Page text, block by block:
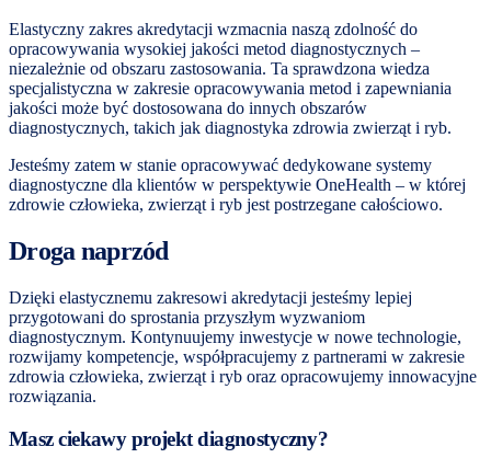
Elastyczny zakres akredytacji wzmacnia naszą zdolność do
opracowywania wysokiej jakości metod diagnostycznych –
niezależnie od obszaru zastosowania. Ta sprawdzona wiedza
specjalistyczna w zakresie opracowywania metod i zapewniania
jakości może być dostosowana do innych obszarów
diagnostycznych, takich jak diagnostyka zdrowia zwierząt i ryb.
Jesteśmy zatem w stanie opracowywać dedykowane systemy
diagnostyczne dla klientów w perspektywie OneHealth – w której
zdrowie człowieka, zwierząt i ryb jest postrzegane całościowo.
Droga naprzód
Dzięki elastycznemu zakresowi akredytacji jesteśmy lepiej
przygotowani do sprostania przyszłym wyzwaniom
diagnostycznym. Kontynuujemy inwestycje w nowe technologie,
rozwijamy kompetencje, współpracujemy z partnerami w zakresie
zdrowia człowieka, zwierząt i ryb oraz opracowujemy innowacyjne
rozwiązania.
Masz ciekawy projekt diagnostyczny?